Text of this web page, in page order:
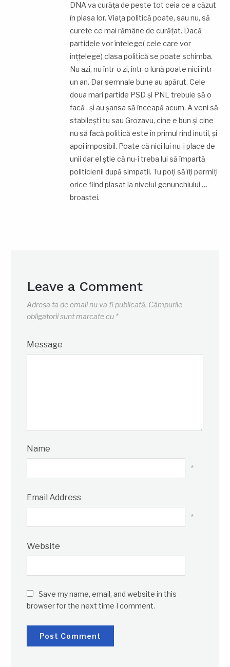
DNA va curăţa de peste tot ceia ce a căzut
în plasa lor. Viaţa politică poate, sau nu, să
cureţe ce mai rămâne de curăţat. Dacă
partidele vor înţelege( cele care vor
înţţelege) clasa politică se poate schimba.
Nu azi, nu într-o zi, într-o lună poate nici într-
un an. Dar semnale bune au apărut. Cele
doua mari partide PSD şi PNL trebuie să o
facă , şi au şansa să înceapă acum. A veni să
stabileşti tu sau Grozavu, cine e bun şi cine
nu să facă politică este în primul rînd inutil, şi
apoi imposibil. Poate că nici lui nu-i place de
unii dar el ştie că nu-i treba lui să împartă
politicienii după simpatii. Tu poţi să îţi permiţi
orice fiind plasat la nivelul genunchiului …
broaştei.
Leave a Comment
Adresa ta de email nu va fi publicată. Câmpurile
obligatorii sunt marcate cu *
Message
Name
*
Email Address
*
Website
Save my name, email, and website in this
browser for the next time I comment.